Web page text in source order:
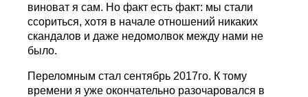
виноват я сам. Но факт есть факт: мы стали
ссориться, хотя в начале отношений никаких
скандалов и даже недомолвок между нами не
было.
Переломным стал сентябрь 2017го. К тому
времени я уже окончательно разочаровался в